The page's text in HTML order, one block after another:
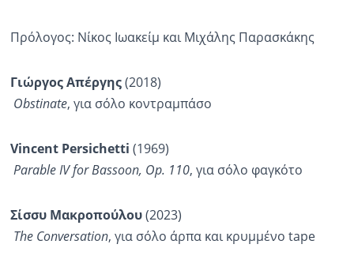
Πρόλογος: Νίκος Ιωακείμ και Μιχάλης Παρασκάκης
Γιώργος Απέργης(2018)
Obstinate, για σόλο κοντραμπάσο
Vincent Persichetti (1969)
Parable IV for Bassoon, Op. 110, για σόλο φαγκότο
ΣίσσυΜακροπούλου(2023)
The Conversation, για σόλο άρπα και κρυμμένο tape